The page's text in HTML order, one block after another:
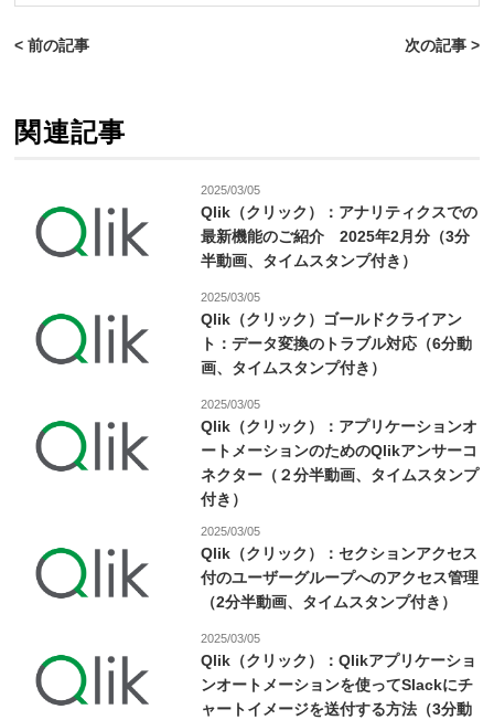
< 前の記事 次の記事 >
関連記事
2025/03/05
Qlik（クリック）：アナリティクスでの
最新機能のご紹介 2025年2月分（3分
半動画、タイムスタンプ付き）
2025/03/05
Qlik（クリック）ゴールドクライアン
ト：データ変換のトラブル対応（6分動
画、タイムスタンプ付き）
2025/03/05
Qlik（クリック）：アプリケーションオ
ートメーションのためのQlikアンサーコ
ネクター（２分半動画、タイムスタンプ
付き）
2025/03/05
Qlik（クリック）：セクションアクセス
付のユーザーグループへのアクセス管理
（2分半動画、タイムスタンプ付き）
2025/03/05
Qlik（クリック）：Qlikアプリケーショ
ンオートメーションを使ってSlackにチ
ャートイメージを送付する方法（3分動